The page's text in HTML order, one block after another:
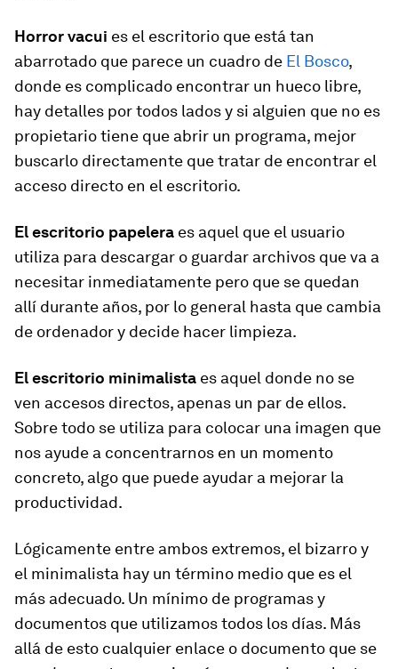
Horror vacui es el escritorio que está tan
abarrotado que parece un cuadro de El Bosco,
donde es complicado encontrar un hueco libre,
hay detalles por todos lados y si alguien que no es
propietario tiene que abrir un programa, mejor
buscarlo directamente que tratar de encontrar el
acceso directo en el escritorio.
El escritorio papelera es aquel que el usuario
utiliza para descargar o guardar archivos que va a
necesitar inmediatamente pero que se quedan
allí durante años, por lo general hasta que cambia
de ordenador y decide hacer limpieza.
El escritorio minimalista es aquel donde no se
ven accesos directos, apenas un par de ellos.
Sobre todo se utiliza para colocar una imagen que
nos ayude a concentrarnos en un momento
concreto, algo que puede ayudar a mejorar la
productividad.
Lógicamente entre ambos extremos, el bizarro y
el minimalista hay un término medio que es el
más adecuado. Un mínimo de programas y
documentos que utilizamos todos los días. Más
allá de esto cualquier enlace o documento que se